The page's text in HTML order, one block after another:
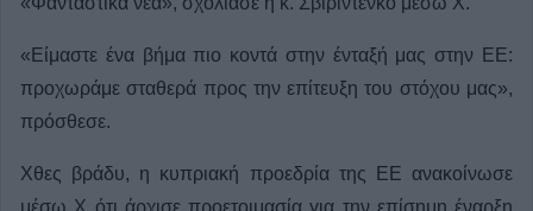
«Είμαστε ένα βήμα πιο κοντά στην ένταξή μας στην ΕΕ:
προχωράμε σταθερά προς την επίτευξη του στόχου μας»,
πρόσθεσε.
Χθες βράδυ, η κυπριακή προεδρία της ΕΕ ανακοίνωσε
μέσω X ότι άρχισε προετοιμασία για την επίσημη έναρξη